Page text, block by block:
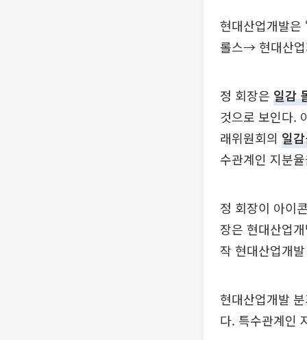
현대산업개발
롤스→ 현대산업
정 회장은 일감
것으로 보인다.
래위원회의 일
수관계인 지분
정 회장이 아이
장은 현대산업
작 현대산업개
현대산업개발
다. 특수관계인